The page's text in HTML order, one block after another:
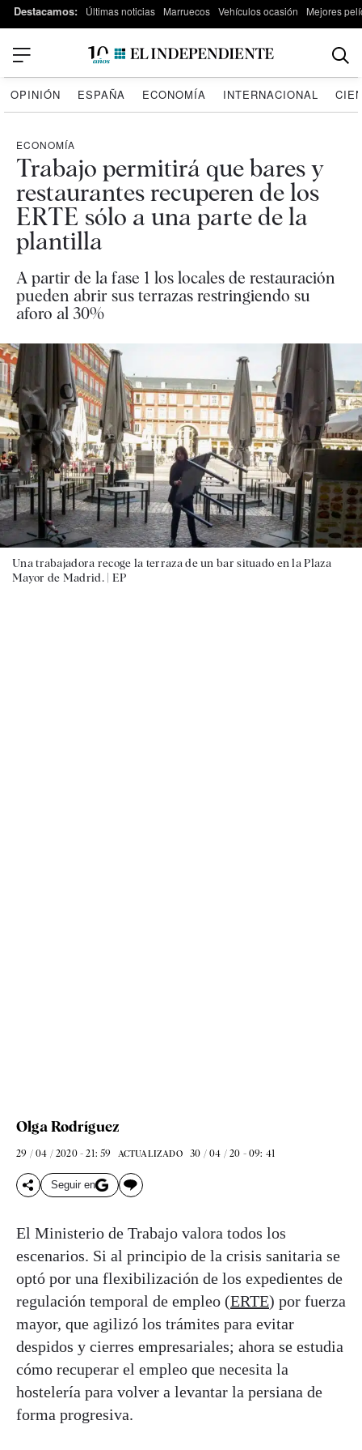
Destacamos: Últimas noticias Marruecos Vehículos ocasión Mejores
OPINIÓN ESPAÑA ECONOMÍA INTERNACIONAL
ECONOMÍA
Trabajo permitirá que bares y
restaurantes recuperen de los
ERTE sólo a una parte de la
plantilla
A partir de la fase 1 los locales de restauración
pueden abrir sus terrazas restringiendo su
aforo al 30%
Una trabajadora recoge la terraza de un bar situado en la Plaza
Mayor de Madrid. | EP
Olga Rodríguez
29 / 04 / 2020 - 21: 59 ACTUALIZADO 30 / 04 / 20 - 09: 41
Seguir en
El Ministerio de Trabajo valora todos los
escenarios. Si al principio de la crisis sanitaria se
optó por una flexibilización de los expedientes de
regulación temporal de empleo (ERTE) por fuerza
mayor, que agilizó los trámites para evitar
despidos y cierres empresariales; ahora se estudia
cómo recuperar el empleo que necesita la
hostelería para volver a levantar la persiana de
forma progresiva.